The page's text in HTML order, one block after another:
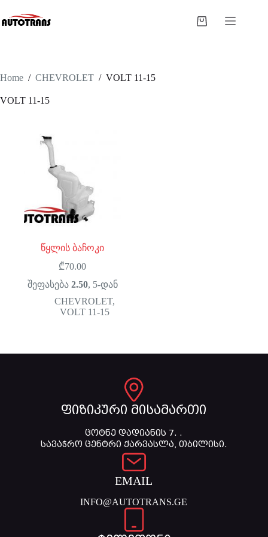
Home / CHEVROLET / VOLT 11-15
VOLT 11-15
წყლის ბაჩოკი
₾70.00
შეფასება 2.50, 5-დან
CHEVROLET,
VOLT 11-15
ფიზიკური მისამართი
ცოტნე დადიანის 7. .
სავაჭრო ცენტრი ქარვასლა, თბილისი.
EMAIL
INFO@AUTOTRANS.GE